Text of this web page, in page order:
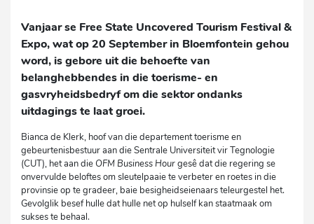
Vanjaar se Free State Uncovered Tourism Festival &
Expo, wat op 20 September in Bloemfontein gehou
word, is gebore uit die behoefte van
belanghebbendes in die toerisme- en
gasvryheidsbedryf om die sektor ondanks
uitdagings te laat groei.
Bianca de Klerk, hoof van die departement toerisme en
gebeurtenisbestuur aan die Sentrale Universiteit vir Tegnologie
(CUT), het aan die OFM Business Hourgesê dat die regering se
onvervulde beloftes om sleutelpaaie te verbeter en roetes in die
provinsie op te gradeer, baie besigheidseienaars teleurgestel het.
Gevolglik besef hulle dat hulle net op hulself kan staatmaak om
sukses te behaal.